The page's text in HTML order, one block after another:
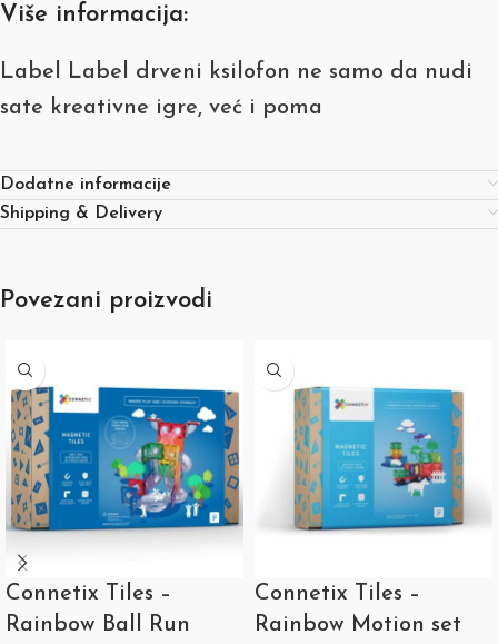
Više informacija:
Label Label drveni ksilofon ne samo da nudi
sate kreativne igre, već i poma
Dodatne informacije
Shipping & Delivery
Povezani proizvodi
Connetix Tiles –
Rainbow Ball Run
Connetix Tiles –
Rainbow Motion set